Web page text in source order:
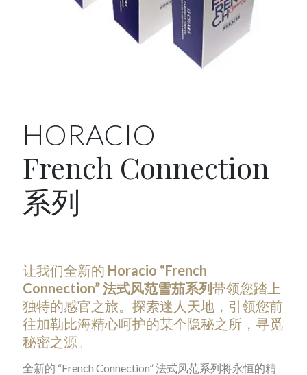
HORACIO
French Connection
系列
让我们全新的 Horacio “French
Connection” 法式风范雪茄系列带领您踏上
独特的感官之旅。探索迷人天地，引领您前
往加勒比海精心呵护的某个隐秘之所，寻觅
秘密之源。
全新的 “French Connection” 法式风范系列将永恒的精